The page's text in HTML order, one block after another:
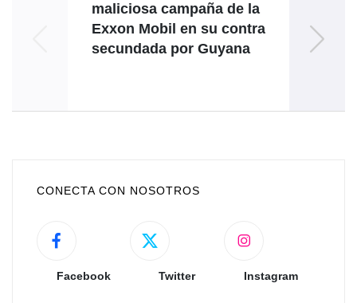
maliciosa campaña de la
Exxon Mobil en su contra
secundada por Guyana
CONECTA CON NOSOTROS
Facebook Twitter Instagram